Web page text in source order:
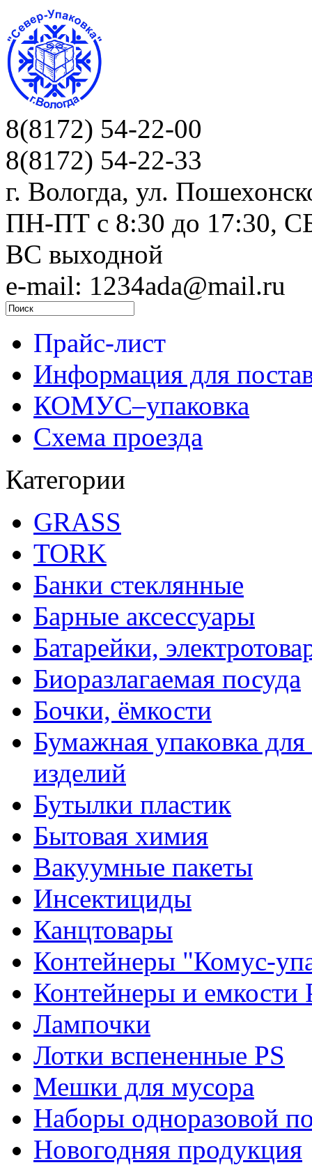
8(8172) 54-22-00
8(8172) 54-22-33
г. Вологда, ул.
ПН-ПТ c 8:30 до 17:30,
ВС выходной
e-mail: 1234ada@mail.ru
Прайс-лист
Информация для
КОМУС–упаковка
Схема проезда
Категории
GRASS
TORK
Банки стеклянные
Барные аксессуары
Батарейки,
Биоразлагаемая посуда
Бочки, ёмкости
Бумажная упаковка
изделий
Бутылки пластик
Бытовая химия
Вакуумные пакеты
Инсектициды
Канцтовары
Контейнеры "Комус-
Контейнеры и емкости
Лампочки
Лотки вспененные PS
Мешки для мусора
Наборы одноразовой
Новогодняя продукция